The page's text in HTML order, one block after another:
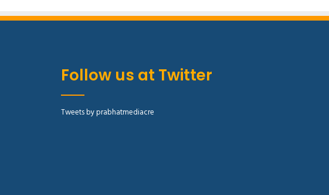
Follow us at Twitter
Tweets by prabhatmediacre